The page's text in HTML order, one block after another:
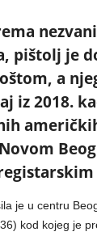
pištolj je
a
iz 2018.
američkih
je u centru
kod kojeg je